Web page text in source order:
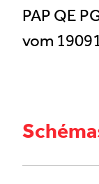
PAP QE
vom